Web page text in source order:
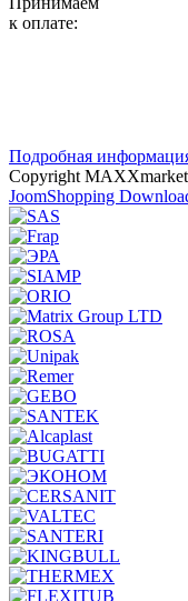
к оплате:
Подробная
Copyright
JoomShopping